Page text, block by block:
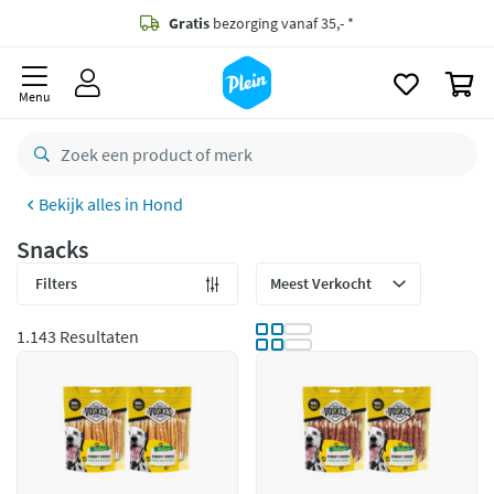
Gratis bezorging vanaf 35,- *
besteld,maandag
retourneren
Menu
Hond
Snacks
Filters
1.143 Resultaten